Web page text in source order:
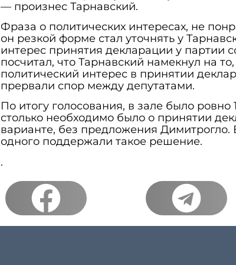
— произнес Тарнавский.
Фраза о политических интересах, не
он резкой форме стал уточнять у
интерес принятия декларации у партии
посчитал, что Тарнавский намекнул на
политический интерес в принятии
прервали спор между депутатами.
По итогу голосования, в зале было ровно
столько необходимо было о принятии
варианте, без предложения Димитрогло.
одного поддержали такое решение.
.